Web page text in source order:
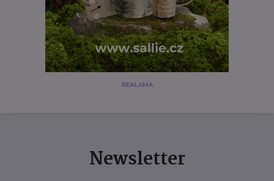
REKLAMA
Newsletter